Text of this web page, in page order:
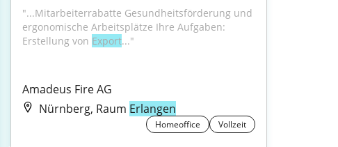
"...Mitarbeiterrabatte Gesundheitsförderung und
ergonomische Arbeitsplätze Ihre Aufgaben:
Erstellung von Export..."
Amadeus Fire AG
Nürnberg, Raum Erlangen
Homeoffice Vollzeit